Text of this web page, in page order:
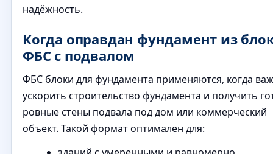
надёжность.
Когда оправдан фундамент из
ФБС с подвалом
ФБС блоки для фундамента применяются, когда
ускорить строительство фундамента и получить
ровные стены подвала под дом или коммерческий
объект. Такой формат оптимален для: